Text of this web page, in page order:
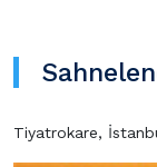
Tiyatrokare,